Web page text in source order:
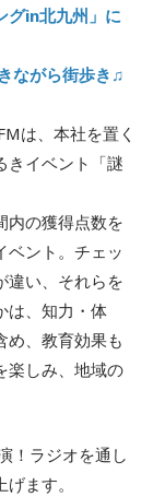
グin北九州」に
ながら街歩き♫
は、本社を置く
きイベント「謎
内の獲得点数を
ベント。チェッ
違い、それらを
は、知力・体
め、教育効果も
楽しみ、地域の
！ラジオを通し
ます。